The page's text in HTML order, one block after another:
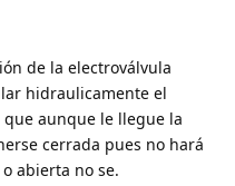
de la electroválvula
hidraulicamente el
aunque le llegue la
cerrada pues no hará
abierta no se.